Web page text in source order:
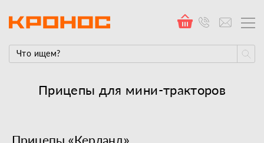
Прицепы для мини-тракторов
Прицепы «Керланд»